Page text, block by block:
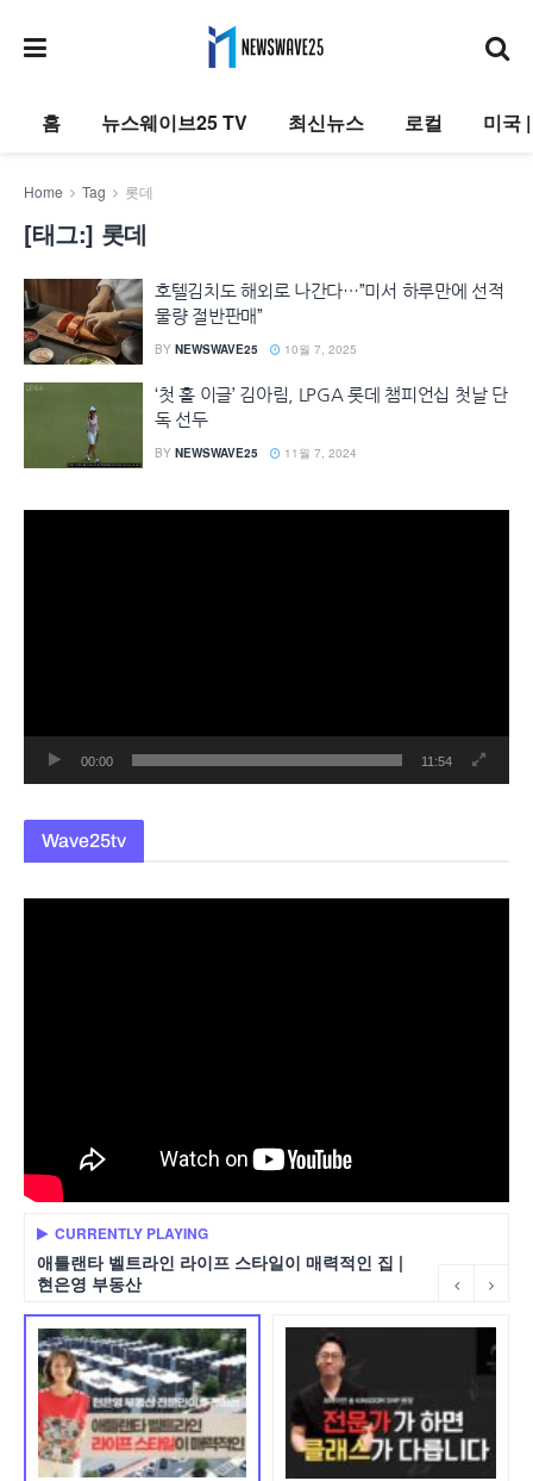
홈 뉴스웨이브25 TV 최신뉴스 로컬 미국
Home Tag 롯데
[태그:] 롯데
호텔김치도 해외로 나간다…”미서 하루만에 선적
물량 절반판매”
BY NEWSWAVE25 10월 7, 2025
‘첫 홀 이글’ 김아림, LPGA 롯데 챔피언십 첫날 단
독 선두
BY NEWSWAVE25 11월 7, 2024
00:00 11:54
Wave25tv
CURRENTLY PLAYING
애틀랜타 벨트라인 라이프 스타일이 매력적인 집 |
현은영 부동산